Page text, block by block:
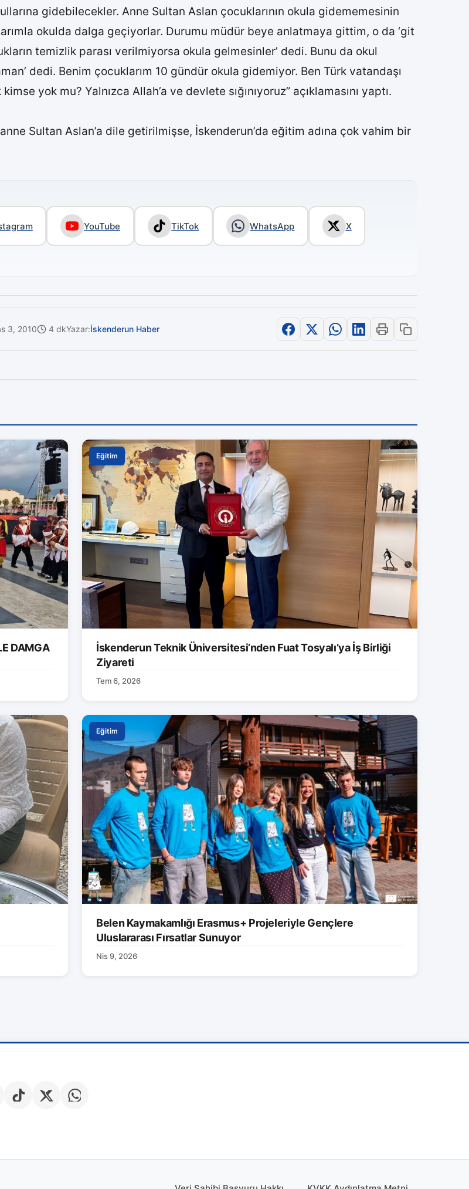
gidebilecekler. Anne Sultan Aslan çocuklarının okula gidememesinin
okulda dalga geçiyorlar. Durumu müdür beye anlatmaya gittim, o da ‘git
temizlik parası verilmiyorsa okula gelmesinler’ dedi. Bunu da okul
dedi. Benim çocuklarım 10 gündür okula gidemiyor. Ben Türk vatandaşı
yok mu? Yalnızca Allah’a ve devlete sığınıyoruz” açıklamasını yaptı.
Sultan Aslan’a dile getirilmişse, İskenderun’da eğitim adına çok vahim bir
YouTube TikTok WhatsApp X
3, 2010 4 dkYazar:İskenderun Haber
DAMGA
Eğitim
İskenderun Teknik Üniversitesi’nden Fuat Tosyalı’ya İş Birliği
Ziyareti
Tem 6, 2026
Eğitim
Belen Kaymakamlığı Erasmus+ Projeleriyle Gençlere
Uluslararası Fırsatlar Sunuyor
Nis 9, 2026